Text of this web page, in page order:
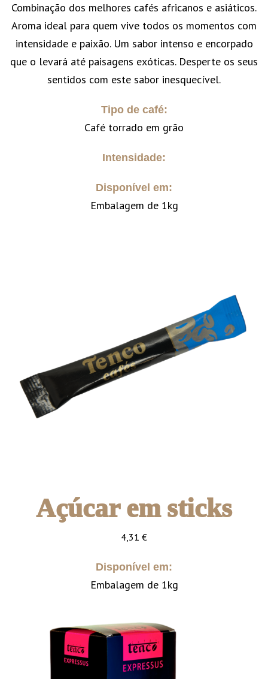
Combinação dos melhores cafés africanos e asiáticos.
Aroma ideal para quem vive todos os momentos com
intensidade e paixão. Um sabor intenso e encorpado
que o levará até paisagens exóticas. Desperte os seus
sentidos com este sabor inesquecível.
Tipo de café:
Café torrado em grão
Intensidade:
Disponível em:
Embalagem de 1kg
Açúcar em sticks
4,31 €
Disponível em:
Embalagem de 1kg